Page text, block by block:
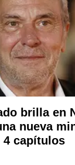
brilla en
nueva
4 capítulos